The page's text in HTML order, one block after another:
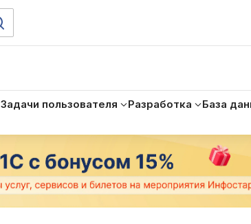
Задачи пользователя Разработка База